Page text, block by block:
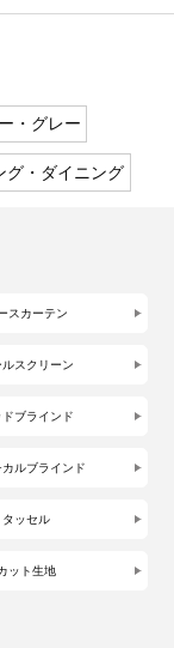
・グレー
グ・ダイニング
スカーテン
ルスクリーン
ドブラインド
ルブラインド
タッセル
ット生地